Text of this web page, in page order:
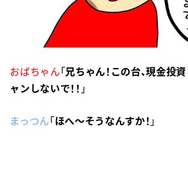
おばちゃん「兄ちゃん！この台、現金投
ャンしないで！！ 」
まっつん「ほへ〜そうなんすか！ 」